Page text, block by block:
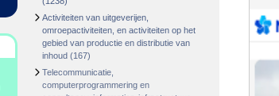
Activiteiten van uitgeverijen,
omroepactiviteiten, en activiteiten op het
gebied van productie en distributie van
inhoud (167)
Telecommunicatie,
computerprogrammering en